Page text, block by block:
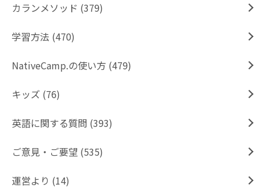
カランメソッド (379)
学習方法 (470)
NativeCamp.の使い方 (479)
キッズ (76)
英語に関する質問 (393)
ご意見・ご要望 (535)
運営より (14)